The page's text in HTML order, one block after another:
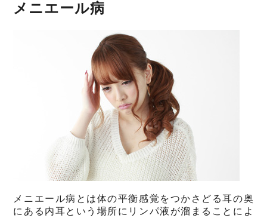
メニエール病
メニエール病とは体の平衡感覚をつかさどる耳の奥
にある内耳という場所にリンパ液が溜まることによ